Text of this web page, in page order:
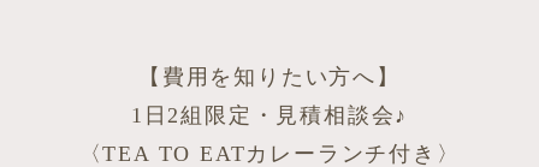
【費用を知りたい方へ】
1日2組限定・見積相談会♪
〈TEA TO EATカレーランチ付き〉